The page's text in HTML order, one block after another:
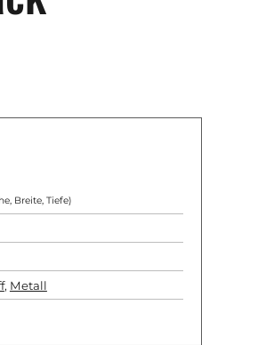
Breite, Tiefe)
, Metall